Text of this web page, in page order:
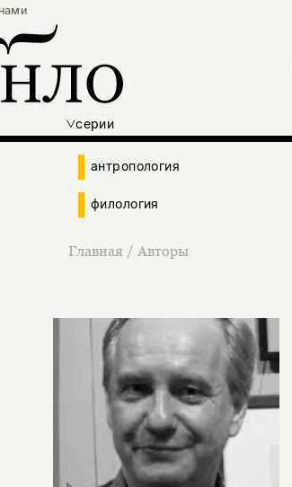
серии
антропология
филология
Главная / Авторы